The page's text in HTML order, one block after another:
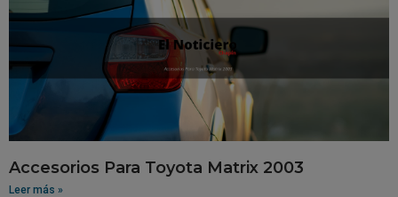
Accesorios Para Toyota Matrix 2003
Leer más »